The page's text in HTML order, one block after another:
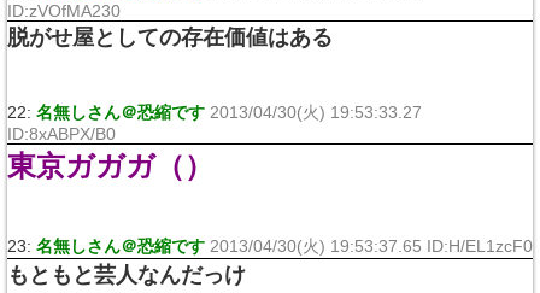
ID:zVOfMA230
脱がせ屋としての存在価値はある
22: 名無しさん＠恐縮です 2013/04/30(火) 19:53:33.27
ID:8xABPX/B0
東京ガガガ（）
23: 名無しさん＠恐縮です 2013/04/30(火) 19:53:37.65 ID:H/EL1zcF0
もともと芸人なんだっけ